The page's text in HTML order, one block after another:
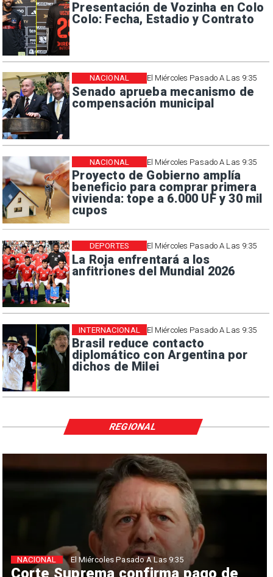
Presentación de Vozinha en Colo
Colo: Fecha, Estadio y Contrato
El Miércoles Pasado A Las 9:35
Senado aprueba mecanismo de
compensación municipal
NACIONAL
El Miércoles Pasado A Las 9:35
Proyecto de Gobierno amplía
beneficio para comprar primera
vivienda: tope a 6.000 UF y 30 mil
cupos
NACIONAL
El Miércoles Pasado A Las 9:35
La Roja enfrentará a los
anfitriones del Mundial 2026
DEPORTES
El Miércoles Pasado A Las 9:35
Brasil reduce contacto
diplomático con Argentina por
dichos de Milei
INTERNACIONAL
Corte Suprema confirma pago de
NACIONAL El Miércoles Pasado A Las 9:35
REGIONAL